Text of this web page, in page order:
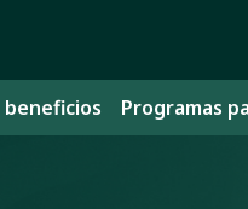
beneficios Programas